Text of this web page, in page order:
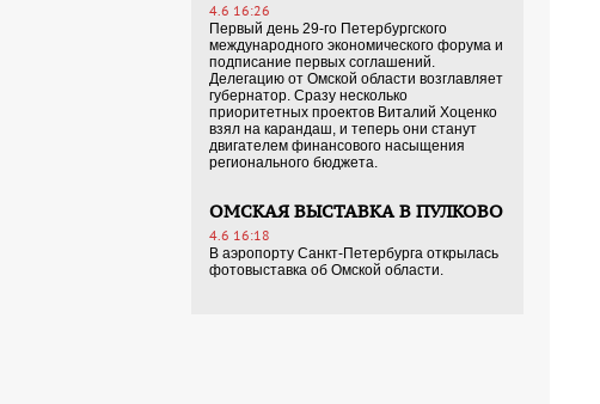
4.6 16:26
Первый день 29-го Петербургского
международного экономического форума и
подписание первых соглашений.
Делегацию от Омской области возглавляет
губернатор. Сразу несколько
приоритетных проектов Виталий Хоценко
взял на карандаш, и теперь они станут
двигателем финансового насыщения
регионального бюджета.
ОМСКАЯ ВЫСТАВКА В ПУЛКОВО
4.6 16:18
В аэропорту Санкт-Петербурга открылась
фотовыставка об Омской области.